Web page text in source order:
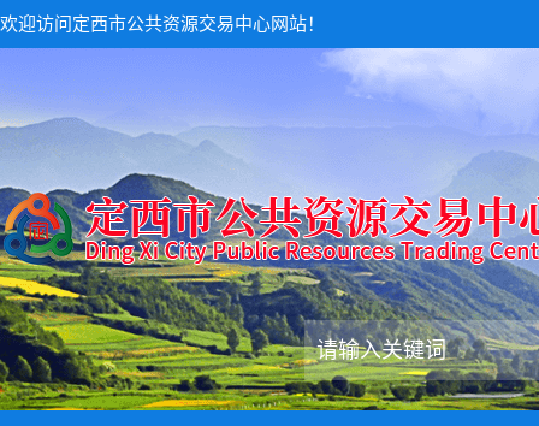
欢迎访问定西市公共资源交易中心网站！